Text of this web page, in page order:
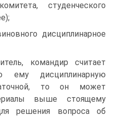
студенческого
дисциплинарное
командир считает
ему дисциплинарную
то он может
выше стоящему
решения вопроса об